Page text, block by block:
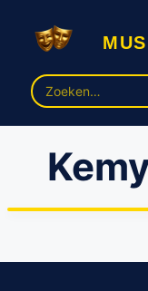
Zoek
naar:
Theater Terra brengt
betoverende musical
‘Rapunzel’ naar